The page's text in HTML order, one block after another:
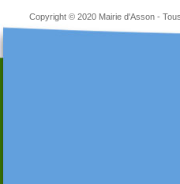
Copyright © 2020 Mairie d'Asson -